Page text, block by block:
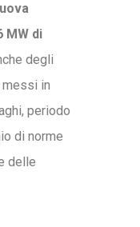
MW di
degli
in
periodo
di norme
delle